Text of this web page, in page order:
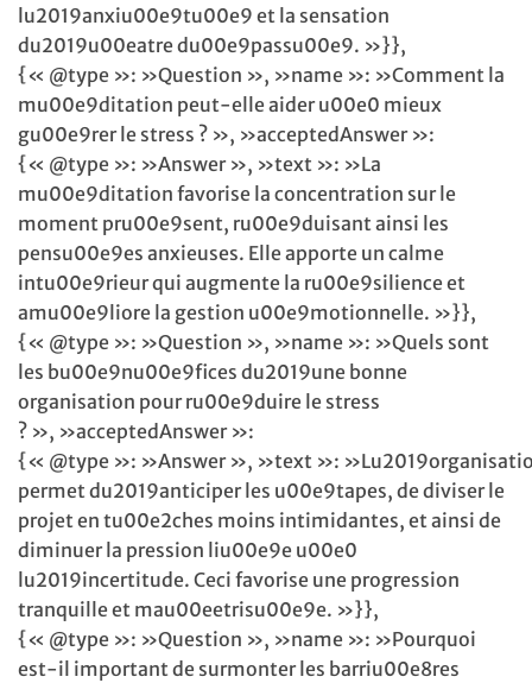
lu2019anxiu00e9tu00e9 et la sensation
du2019u00eatre du00e9passu00e9. »}},
{« @type »: »Question », »name »: »Comment la
mu00e9ditation peut-elle aider u00e0 mieux
gu00e9rer le stress ? », »acceptedAnswer »:
{« @type »: »Answer », »text »: »La
mu00e9ditation favorise la concentration sur le
moment pru00e9sent, ru00e9duisant ainsi les
pensu00e9es anxieuses. Elle apporte un calme
intu00e9rieur qui augmente la ru00e9silience et
amu00e9liore la gestion u00e9motionnelle. »}},
{« @type »: »Question », »name »: »Quels sont
les bu00e9nu00e9fices du2019une bonne
organisation pour ru00e9duire le stress
? », »acceptedAnswer »:
{« @type »: »Answer », »text »:
permet du2019anticiper les u00e9tapes, de diviser le
projet en tu00e2ches moins intimidantes, et ainsi de
diminuer la pression liu00e9e u00e0
lu2019incertitude. Ceci favorise une progression
tranquille et mau00eetrisu00e9e. »}},
{« @type »: »Question », »name »: »Pourquoi
est-il important de surmonter les barriu00e8res